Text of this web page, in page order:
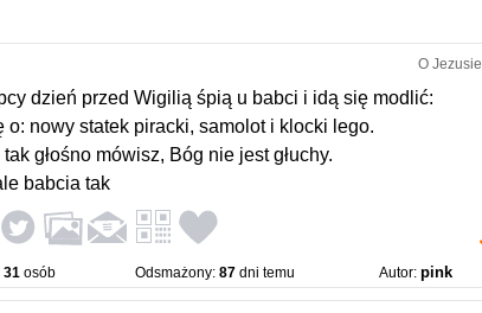
O Jezusie
dzień przed Wigilią śpią u babci i idą się modlić:
o: nowy statek piracki, samolot i klocki lego.
głośno mówisz, Bóg nie jest głuchy.
babcia tak
31osób Odsmażony: 87dni temu Autor: pink